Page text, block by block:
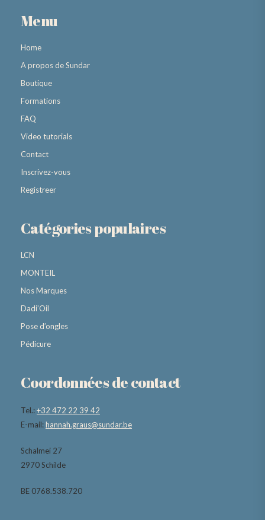
Menu
Home
A propos de Sundar
Boutique
Formations
FAQ
Video tutorials
Contact
Inscrivez-vous
Registreer
Catégories populaires
LCN
MONTEIL
Nos Marques
Dadi’Oil
Pose d’ongles
Pédicure
Coordonnées de contact
Tel.:+32 472 22 39 42
E-mail:hannah.graus@sundar.be
Schalmei 27
2970 Schilde
BE 0768.538.720